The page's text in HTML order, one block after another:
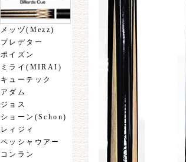
メッヅ(Mezz)
プレデター
ポイズン
ミライ(MIRAI)
キューテック
アダム
ジョス
ショーン(Schon)
レィジィ
ペッシャウアー
コンラン